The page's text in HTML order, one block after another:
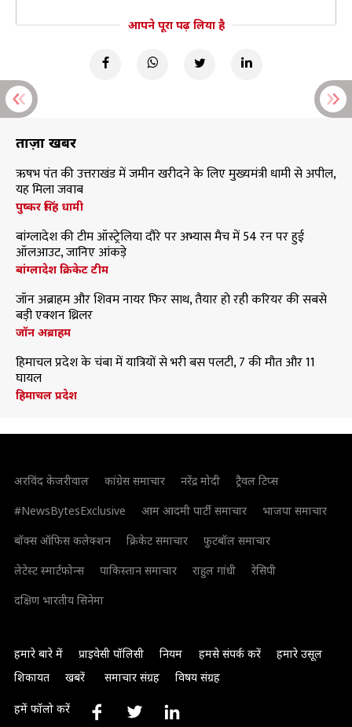
आपने पूरा पढ़ लिया है
ताज़ा खबरें
ऋषभ पंत की उत्तराखंड में जमीन खरीदने के लिए मुख्यमंत्री धामी से अपील,
यह मिला जवाब
पुष्कर सिंह धामी
बांग्लादेश की टीम ऑस्ट्रेलिया दौरे पर अभ्यास मैच में 54 रन पर हुई
ऑलआउट, जानिए आंकड़े
बांग्लादेश क्रिकेट टीम
जॉन अब्राहम और शिवम नायर फिर साथ, तैयार हो रही करियर की सबसे
बड़ी एक्शन थ्रिलर
जॉन अब्राहम
हिमाचल प्रदेश के चंबा में यात्रियों से भरी बस पलटी, 7 की मौत और 11
घायल
हिमाचल प्रदेश
अरविंद केजरीवाल कांग्रेस समाचार नरेंद्र मोदी
ट्रैवल टिप्स
#NewsBytesExclusive
आम आदमी पार्टी समाचार
भाजपा समाचार
बॉक्स ऑफिस कलेक्शन
क्रिकेट समाचार
फुटबॉल समाचार
लेटेस्ट स्मार्टफोन्स
पाकिस्तान समाचार राहुल गांधी
रेसिपी
दक्षिण भारतीय सिनेमा
हमारे बारे में प्राइवेसी पॉलिसी नियम हमसे संपर्क करें
हमारे उसूल
शिकायत
खबरें समाचार संग्रह विषय संग्रह
हमें फॉलो करें